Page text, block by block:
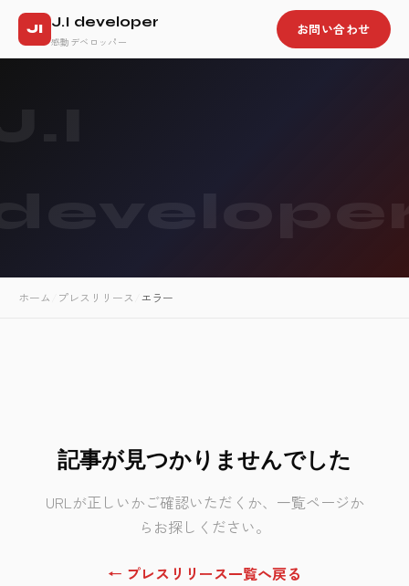
JI J.I developer
感動デベロッパー
お問い合わせ
ホーム プレスリリース エラー
記事が見つかりませんでした
URLが正しいかご確認いただくか、一覧ページか
らお探しください。
← プレスリリース一覧へ戻る